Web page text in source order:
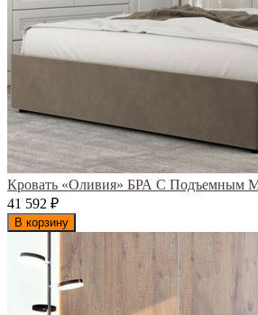
Кровать «Оливия» БРА С Подъемным
41 592 ₽
В корзину